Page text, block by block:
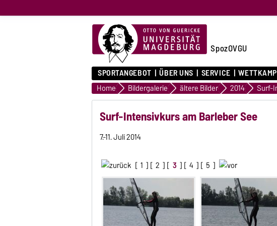
SpozOVGU
SPORTANGEBOT ÜBER UNS SERVICE
Home Bildergalerie ältere Bilder 2014 Surf-
Surf-Intensivkurs am Barleber See
7.-11. Juli 2014
[ 1 ] [ 2 ] [ 3 ] [ 4 ] [ 5 ]